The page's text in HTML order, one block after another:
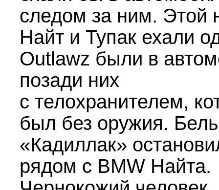
следом за ним. Этой
Найт и Тупак ехали
Outlawz были в
позади них
с телохранителем,
был без оружия.
«Кадиллак»
рядом с BMW Найта.